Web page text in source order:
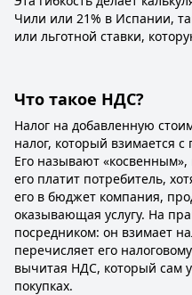
Чили или 21% в Испании,
или льготной ставки,
Что такое НДС?
Налог на добавленную
налог, который взимается с
Его называют
его платит потребитель,
его в бюджет компания,
оказывающая услугу. На
посредником: он взимает
перечисляет его
вычитая НДС, который сам
покупках.